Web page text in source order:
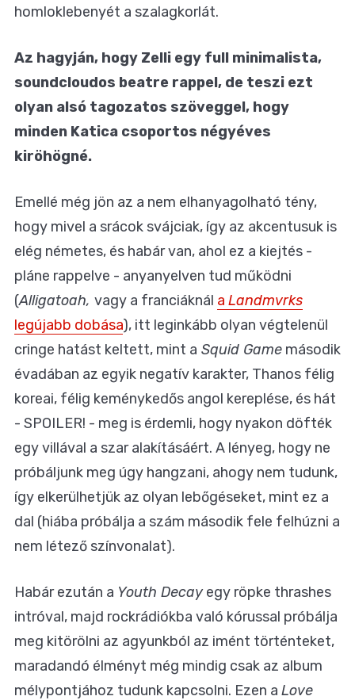
homloklebenyét a szalagkorlát.
Az hagyján, hogy Zelli egy full minimalista,
soundcloudos beatre rappel, de teszi ezt
olyan alsó tagozatos szöveggel, hogy
minden Katica csoportos négyéves
kiröhögné.
Emellé még jön az a nem elhanyagolható tény,
hogy mivel a srácok svájciak, így az akcentusuk is
elég németes, és habár van, ahol ez a kiejtés -
pláne rappelve - anyanyelven tud működni
(Alligatoah, vagy a franciáknál a Landmvrks
legújabb dobása), itt leginkább olyan végtelenül
cringe hatást keltett, mint a Squid Game második
évadában az egyik negatív karakter, Thanos félig
koreai, félig keménykedős angol kereplése, és hát
- SPOILER! - meg is érdemli, hogy nyakon döfték
egy villával a szar alakításáért. A lényeg, hogy ne
próbáljunk meg úgy hangzani, ahogy nem tudunk,
így elkerülhetjük az olyan lebőgéseket, mint ez a
dal (hiába próbálja a szám második fele felhúzni a
nem létező színvonalat).
Habár ezután a Youth Decayegy röpke thrashes
intróval, majd rockrádiókba való kórussal próbálja
meg kitörölni az agyunkból az imént történteket,
maradandó élményt még mindig csak az album
mélypontjához tudunk kapcsolni. Ezen a Love